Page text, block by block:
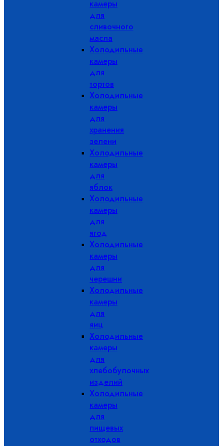
камеры
для
сливочного
масла
Холодильные
камеры
для
тортов
Холодильные
камеры
для
хранения
зелени
Холодильные
камеры
для
яблок
Холодильные
камеры
для
ягод
Холодильные
камеры
для
черешни
Холодильные
камеры
для
яиц
Холодильные
камеры
для
хлебобулочных
изделий
Холодильные
камеры
для
пищевых
отходов